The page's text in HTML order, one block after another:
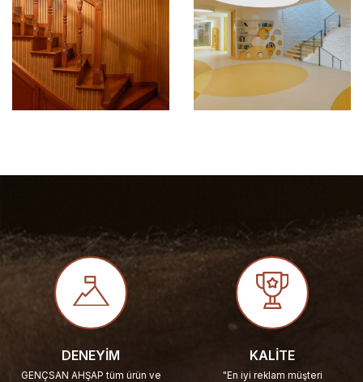
DENEYIM
GENÇSAN AHŞAP tüm ürün ve
KALITE
"En iyi reklam müşteri